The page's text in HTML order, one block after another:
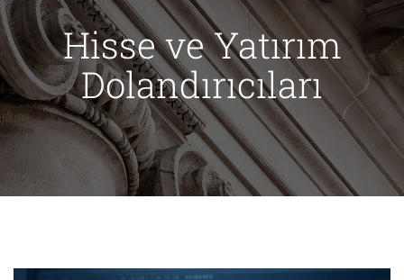
Hisse ve Yatırım
Dolandırıcıları